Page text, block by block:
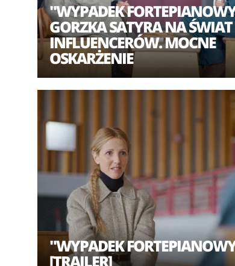
"WYPADEK
GORZKA SATYRA NA ŚWIAT
INFLUENCERÓW. MOCNE
OSKARŻENIE
"WYPADEK
[TRAILER]